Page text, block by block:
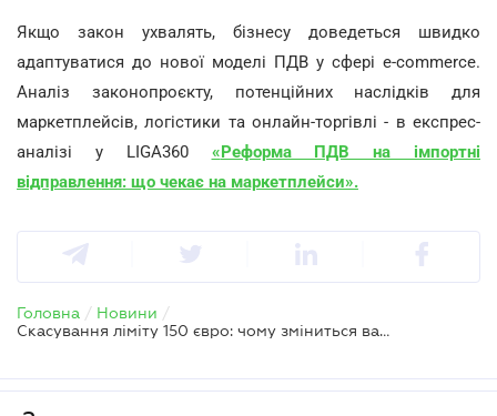
Якщо закон ухвалять, бізнесу доведеться швидко
адаптуватися до нової моделі ПДВ у сфері e-commerce.
Аналіз законопроєкту, потенційних наслідків для
маркетплейсів, логістики та онлайн-торгівлі - в експрес-
аналізі у LIGA360 «Реформа ПДВ на імпортні
відправлення: що чекає на маркетплейси».
Головна / Новини /
Скасування ліміту 150 євро: чому зміниться вартість закордонних покупок